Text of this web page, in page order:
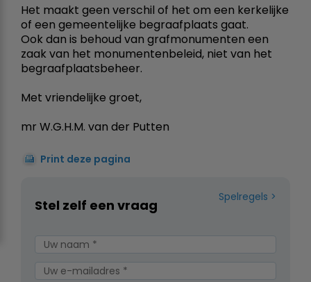
Het maakt geen verschil of het om een kerkelijke
of een gemeentelijke begraafplaats gaat.
Ook dan is behoud van grafmonumenten een
zaak van het monumentenbeleid, niet van het
begraafplaatsbeheer.
Met vriendelijke groet,
mr W.G.H.M. van der Putten
Print deze pagina
Spelregels
Stel zelf een vraag